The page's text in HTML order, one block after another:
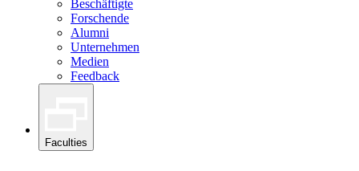
Beschäftigte
Forschende
Alumni
Unternehmen
Medien
Feedback
Faculties